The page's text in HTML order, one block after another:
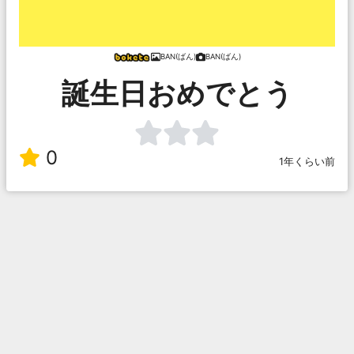
BAN(ばん) BAN(ばん)
誕生日おめでとう
0 1年くらい前